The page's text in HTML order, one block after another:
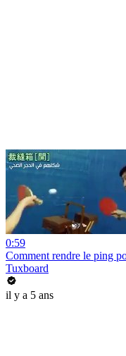
0:59
Comment rendre le ping
Tuxboard
il y a 5 ans